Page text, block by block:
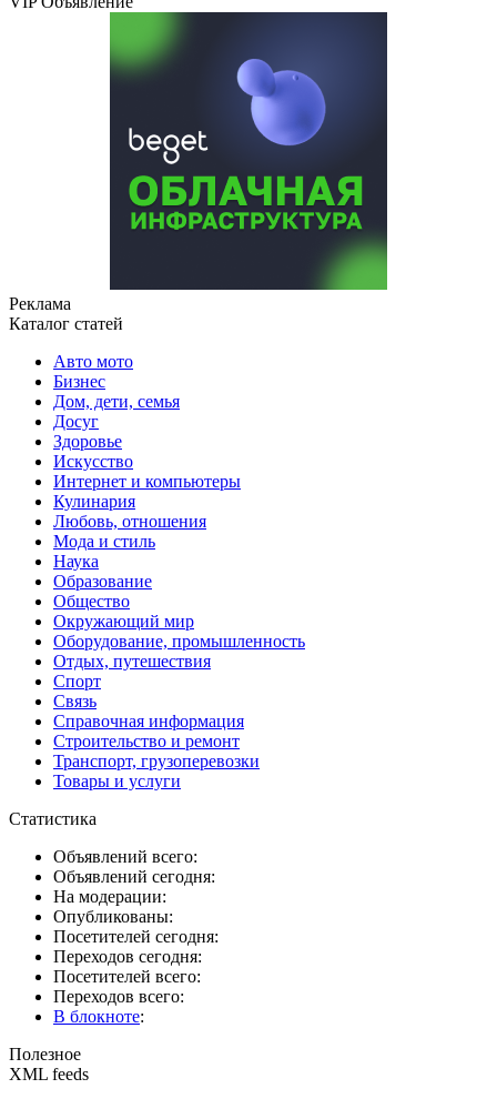
Реклама
Каталог статей
Авто мото
Бизнес
Дом, дети, семья
Досуг
Здоровье
Искусство
Интернет и компьютеры
Кулинария
Любовь, отношения
Мода и стиль
Наука
Образование
Общество
Окружающий мир
Оборудование, промышленность
Отдых, путешествия
Спорт
Связь
Справочная информация
Строительство и ремонт
Транспорт, грузоперевозки
Товары и услуги
Статистика
Объявлений всего:
Объявлений сегодня:
На модерации:
Опубликованы:
Посетителей сегодня:
Переходов сегодня:
Посетителей всего:
Переходов всего:
В блокноте:
Полезное
XML feeds